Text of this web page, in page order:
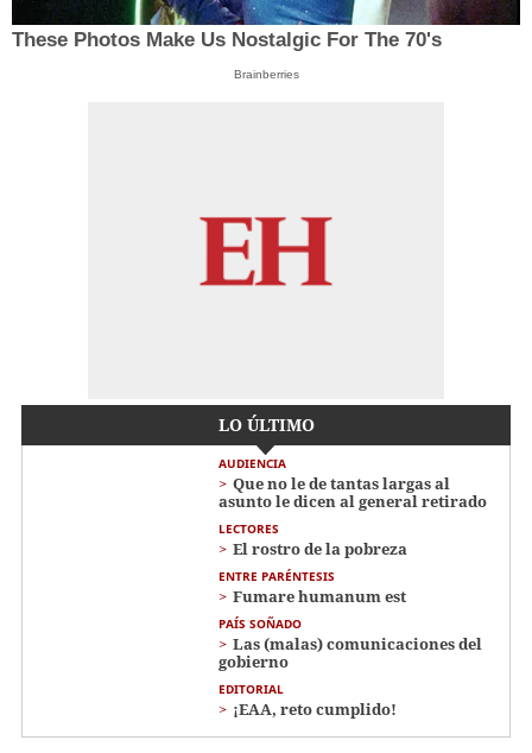
These Photos Make Us Nostalgic For The 70's
Brainberries
LO ÚLTIMO
AUDIENCIA
Que no le de tantas largas al
asunto le dicen al general retirado
LECTORES
El rostro de la pobreza
ENTRE PARÉNTESIS
Fumare humanum est
PAÍS SOÑADO
Las (malas) comunicaciones del
gobierno
EDITORIAL
¡EAA, reto cumplido!